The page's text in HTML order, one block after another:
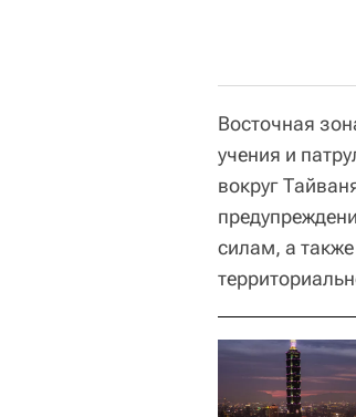
Восточная
учения и
вокруг
силам, а